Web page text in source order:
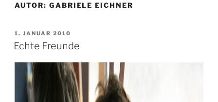
AUTOR: GABRIELE EICHNER
VERÖFFENTLICHT
AM
1. JANUAR 2010
Echte Freunde